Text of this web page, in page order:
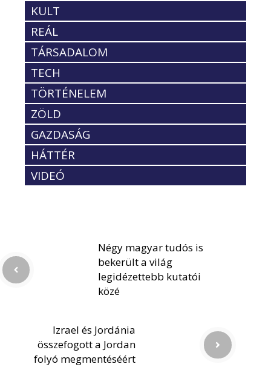
KULT
REÁL
TÁRSADALOM
TECH
TÖRTÉNELEM
ZÖLD
GAZDASÁG
HÁTTÉR
VIDEÓ
Négy magyar tudós is
bekerült a világ
legidézettebb kutatói
közé
Izrael és Jordánia
összefogott a Jordan
folyó megmentéséért